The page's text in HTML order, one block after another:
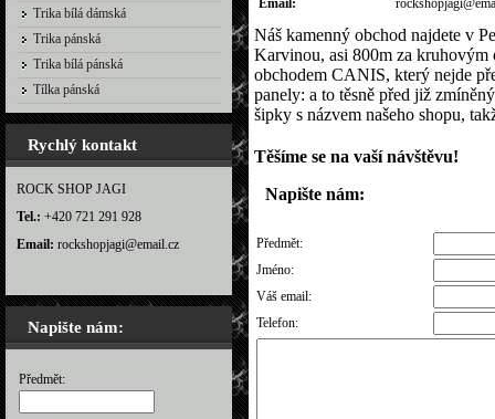
Trika bílá dámská
Trika pánská
Trika bílá pánská
Tílka pánská
Rychlý kontakt
ROCK SHOP JAGI
Tel.: +420 721 291 928
Email: rockshopjagi@email.cz
Napište nám:
Předmět:
Email:
Náš kamenný obchod najdete v
Karvinou, asi 800m za kruhovým
obchodem CANIS, který nejde
panely: a to těsně před již
šipky s názvem našeho shopu,
Těšíme se na vaší návštěvu!
Napište nám:
Předmět:
Jméno:
Váš email:
Telefon: